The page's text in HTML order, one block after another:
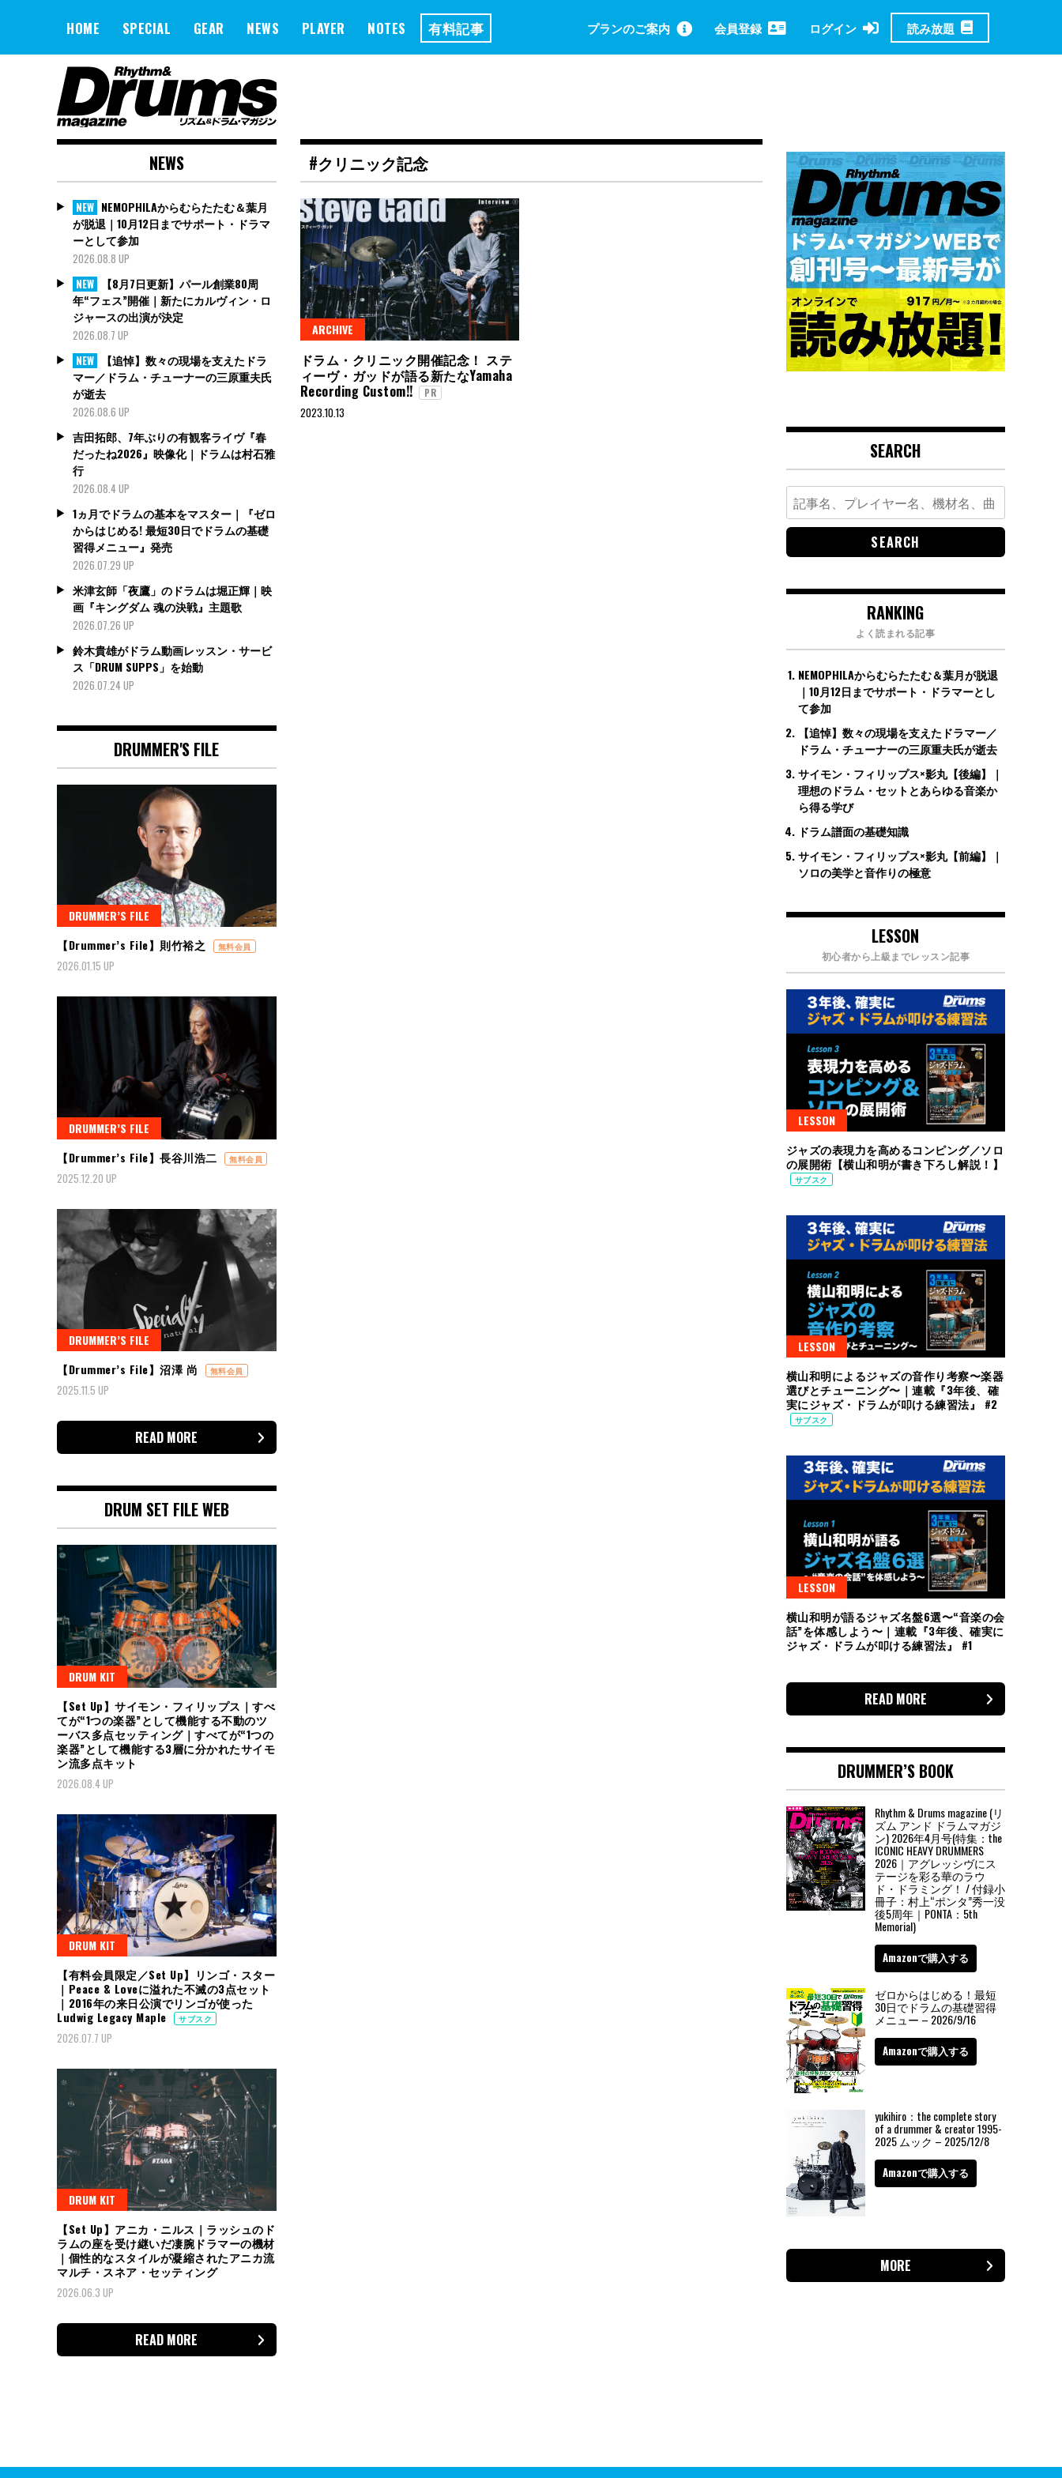
HOME SPECIAL GEAR NEWS PLAYER NOTES 有料記事 プランのご案内 会員登録 ログイン 読み放題
#クリニック記念
ARCHIVE
ドラム・クリニック開催記念！ ステ
ィーヴ・ガッドが語る新たなYamaha
Recording Custom!!
PR
2023.10.13
NEWS
NEW NEMOPHILAからむらたたむ＆葉月
が脱退｜10月12日までサポート・ドラマ
ーとして参加
2026.08.8 UP
NEW
【8月7日更新】パール創業80周
年“フェス”開催｜新たにカルヴィン・ロ
ジャースの出演が決定
2026.08.7 UP
NEW
【追悼】数々の現場を支えたドラ
マー／ドラム・チューナーの三原重夫氏
が逝去
2026.08.6 UP
吉田拓郎、7年ぶりの有観客ライヴ『春
だったね2026』映像化｜ドラムは村石雅
行
2026.08.4 UP
1ヵ月でドラムの基本をマスター｜『ゼロ
からはじめる! 最短30日でドラムの基礎
習得メニュー』発売
2026.07.29 UP
米津玄師「夜鷹」のドラムは堀正輝｜映
画『キングダム 魂の決戦』主題歌
2026.07.26 UP
鈴木貴雄がドラム動画レッスン・サービ
ス「DRUM SUPPS」を始動
2026.07.24 UP
DRUMMER'S FILE
DRUMMER’S FILE
【Drummer’s File】則竹裕之
無料会員
2026.01.15 UP
DRUMMER’S FILE
【Drummer’s File】長谷川浩二
無料会員
2025.12.20 UP
DRUMMER’S FILE
【Drummer’s File】沼澤 尚
無料会員
2025.11.5 UP
READ MORE
DRUM SET FILE WEB
DRUM KIT
【Set Up】サイモン・フィリップス｜すべ
てが“1つの楽器”として機能する不動のツ
ーバス多点セッティング｜すべてが“1つの
楽器”として機能する3層に分かれたサイモ
ン流多点キット
2026.08.4 UP
DRUM KIT
【有料会員限定／Set Up】リンゴ・スター
｜Peace & Loveに溢れた不滅の3点セット
｜2016年の来日公演でリンゴが使った
Ludwig Legacy Maple
サブスク
2026.07.7 UP
DRUM KIT
【Set Up】アニカ・ニルス｜ラッシュのド
ラムの座を受け継いだ凄腕ドラマーの機材
｜個性的なスタイルが凝縮されたアニカ流
マルチ・スネア・セッティング
2026.06.3 UP
READ MORE
SEARCH
Search
for:
RANKING
よく読まれる記事
NEMOPHILAからむらたたむ＆葉月が脱退
｜10月12日までサポート・ドラマーとし
て参加
【追悼】数々の現場を支えたドラマー／
ドラム・チューナーの三原重夫氏が逝去
サイモン・フィリップス×影丸【後編】｜
理想のドラム・セットとあらゆる音楽か
ら得る学び
ドラム譜面の基礎知識
サイモン・フィリップス×影丸【前編】｜
ソロの美学と音作りの極意
LESSON
初心者から上級までレッスン記事
LESSON
ジャズの表現力を高めるコンピング／ソロ
の展開術【横山和明が書き下ろし解説！】
サブスク
LESSON
横山和明によるジャズの音作り考察〜楽器
選びとチューニング〜｜連載『3年後、確
実にジャズ・ドラムが叩ける練習法』 #2
サブスク
LESSON
横山和明が語るジャズ名盤6選〜“音楽の会
話”を体感しよう〜｜連載『3年後、確実に
ジャズ・ドラムが叩ける練習法』 #1
READ MORE
DRUMMER’S BOOK
Rhythm & Drums magazine (リ
ズム アンド ドラムマガジ
ン) 2026年4月号(特集：the
ICONIC HEAVY DRUMMERS
2026｜アグレッシヴにス
テージを彩る華のラウ
ド・ドラミング！ / 付録小
冊子：村上“ポンタ”秀一没
後5周年｜PONTA：5th
Memorial)
Amazonで購入する
ゼロからはじめる！最短
30日でドラムの基礎習得
メニュー – 2026/9/16
Amazonで購入する
yukihiro：the complete story
of a drummer & creator 1995-
2025 ムック – 2025/12/8
Amazonで購入する
MORE